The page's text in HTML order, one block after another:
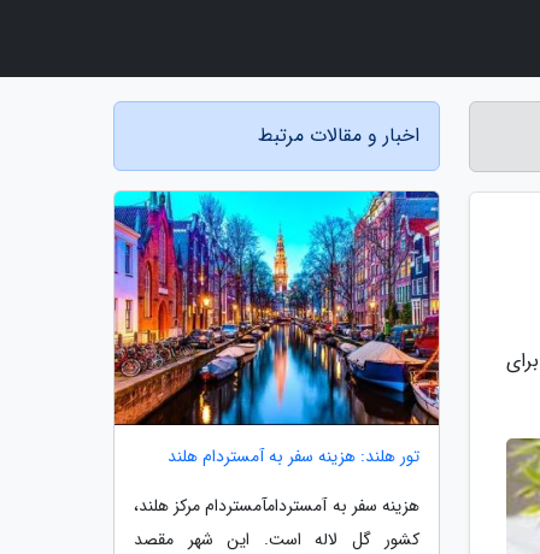
اخبار و مقالات مرتبط
تور هلند: هزینه سفر به آمستردام هلند
هزینه سفر به آمستردامآمستردام مرکز هلند،
کشور گل لاله است. این شهر مقصد